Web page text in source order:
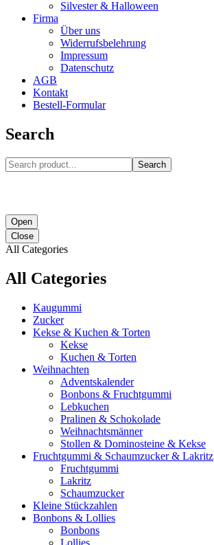
Silvester & Halloween
Firma
Über uns
Widerrufsbelehrung
Impressum
Datenschutz
AGB
Kontakt
Bestell-Formular
Search
Search
Open
Close
All Categories
All Categories
Kaugummi
Zucker
Kekse & Kuchen & Torten
Kekse
Kuchen & Torten
Weihnachten
Adventskalender
Bonbons & Fruchtgummi
Lebkuchen
Pralinen & Schokolade
Weihnachtsmänner
Stollen & Dominosteine & Kekse
Fruchtgummi & Schaumzucker & Lakritz
Fruchtgummi
Lakritz
Schaumzucker
Kleine Stückzahlen
Bonbons & Lollies
Bonbons
Lollies